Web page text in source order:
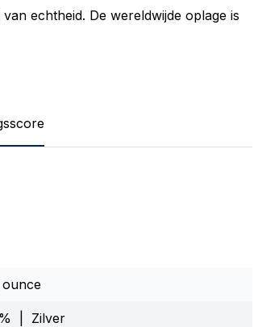
echtheid. De wereldwijde oplage is
| Zilver